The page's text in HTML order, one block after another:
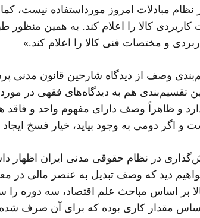
کالا را اعلام کند. به همین منظور
و مختصات فنی کالا را اعلام کند.»
وصف از دیدگاه شارحین قانون
و ظاهراً وصف دارای مفهوم واحد و
و اگر دومی به وجود بیاید، خیار فسخ
در نظام حقوقی مدنی ایران اظهار
دید که وصف تبدیل به عنصر مالی در
بر اساس مباحث علم اقتصاد، سه دوره را
اساس مقدار کاری بوده که برای آن صرف